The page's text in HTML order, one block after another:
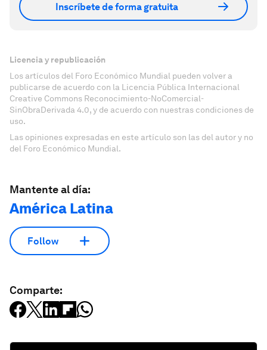
Inscríbete de forma gratuita
Licencia y republicación
Los artículos del Foro Económico Mundial pueden volver a
publicarse de acuerdo con la Licencia Pública Internacional
Creative Commons Reconocimiento-NoComercial-
SinObraDerivada 4.0, y de acuerdo con nuestras condiciones de
uso.
Las opiniones expresadas en este artículo son las del autor y no
del Foro Económico Mundial.
Mantente al día:
América Latina
Follow
Comparte: